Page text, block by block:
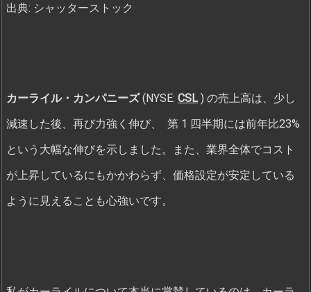
出典: シャッターストック
カーライル・カンパニーズ(NYSE: CSL) の売上高は、少し
減速した後、再び力強く伸び、 第 1 四半期には前年比23%
という大幅な伸びを示しました。また、業界全体でコスト
が上昇しているにもかかわらず、価格設定が安定している
ように見えることも心強いです。